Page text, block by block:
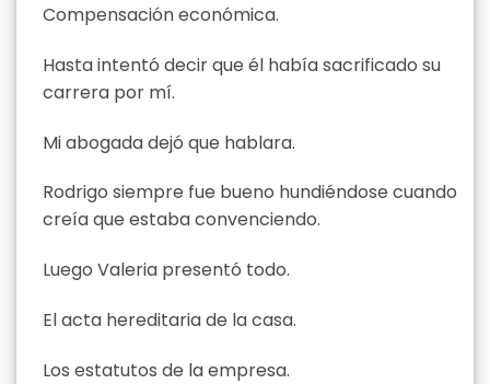
Compensación económica.
Hasta intentó decir que él había sacrificado su
carrera por mí.
Mi abogada dejó que hablara.
Rodrigo siempre fue bueno hundiéndose cuando
creía que estaba convenciendo.
Luego Valeria presentó todo.
El acta hereditaria de la casa.
Los estatutos de la empresa.